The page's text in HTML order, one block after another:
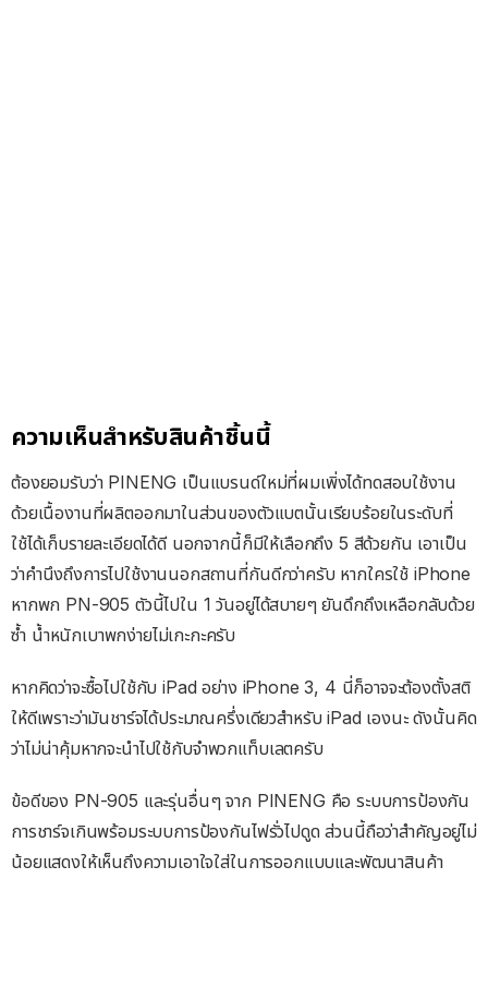
ความเห็นสำหรับสินค้าชิ้นนี้
ต้องยอมรับว่า PINENG เป็นแบรนด์ใหม่ที่ผมเพิ่งได้ทดสอบใช้งาน
ด้วยเนื้องานที่ผลิตออกมาในส่วนของตัวแบตนั้นเรียบร้อยในระดับที่
ใช้ได้เก็บรายละเอียดได้ดี นอกจากนี้ก็มีให้เลือกถึง 5 สีด้วยกัน เอาเป็น
ว่าคำนึงถึงการไปใช้งานนอกสถานที่กันดีกว่าครับ หากใครใช้ iPhone
หากพก PN-905 ตัวนี้ไปใน 1 วันอยู่ได้สบายๆ ยันดึกถึงเหลือกลับด้วย
ซ้ำ น้ำหนักเบาพกง่ายไม่เกะกะครับ
หากคิดว่าจะซื้อไปใช้กับ iPad อย่าง iPhone 3, 4 นี่ก็อาจจะต้องตั้งสติ
ให้ดีเพราะว่ามันชาร์จได้ประมาณครึ่งเดียวสำหรับ iPad เองนะ ดังนั้นคิด
ว่าไม่น่าคุ้มหากจะนำไปใช้กับจำพวกแท็บเลตครับ
ข้อดีของ PN-905 และรุ่นอื่นๆ จาก PINENG คือ ระบบการป้องกัน
การชาร์จเกินพร้อมระบบการป้องกันไฟรั่วไปดูด ส่วนนี้ถือว่าสำคัญอยู่ไม่
น้อยแสดงให้เห็นถึงความเอาใจใส่ในการออกแบบและพัฒนาสินค้า